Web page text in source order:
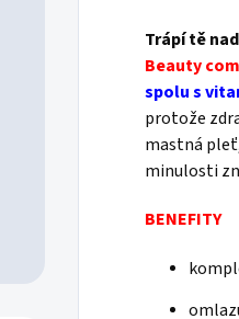
Trápí tě
Beauty
spolu s
protože
mastná
minulosti
BENEFITY